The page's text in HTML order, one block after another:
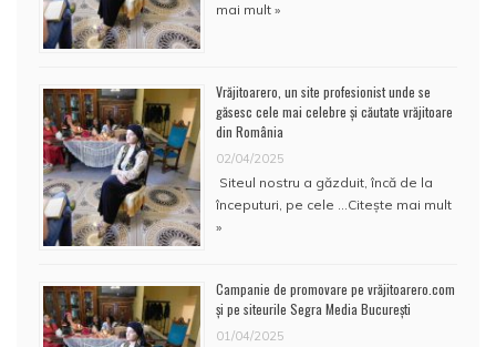
mai mult »
Vrăjitoarero, un site profesionist unde se
găsesc cele mai celebre și căutate vrăjitoare
din România
02/04/2025
Siteul nostru a găzduit, încă de la
începuturi, pe cele …Citește mai mult
»
Campanie de promovare pe vrăjitoarero.com
și pe siteurile Segra Media București
01/04/2025